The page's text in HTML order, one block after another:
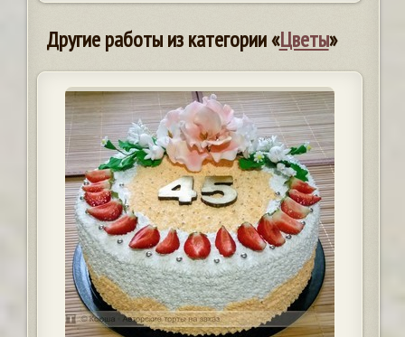
Другие работы из категории «Цветы»